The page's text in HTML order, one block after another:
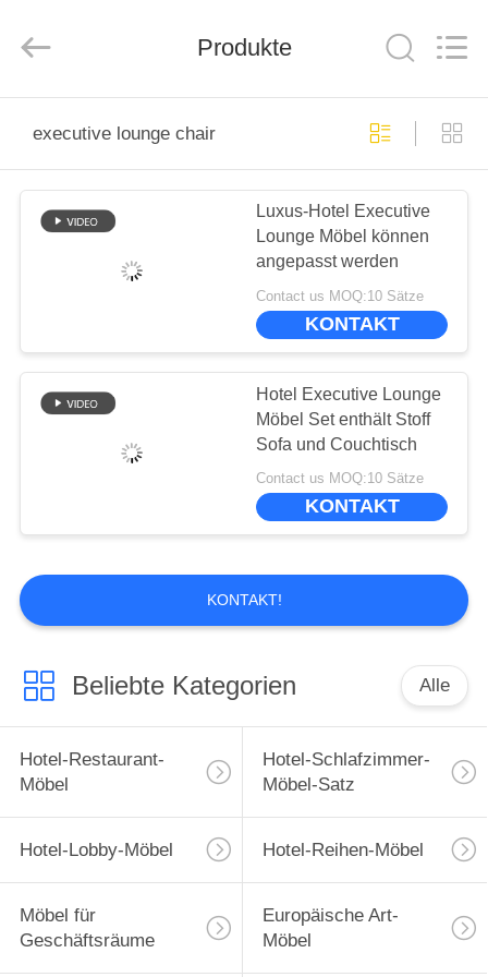
HAUSE
PRODUKTE
VR-
SHOW
WERKSBESICHTIGUNG
QUALITÄTSKONTROLLE
BITTE
UM
EIN
ANGEBOT
SITEMAP
DATENSCHUTZ-
Rights
Produkte
executive lounge chair
Luxus-Hotel Executive
Lounge Möbel können
angepasst werden
Contact us MOQ:10 Sätze
KONTAKT
Hotel Executive Lounge
Möbel Set enthält Stoff
Sofa und Couchtisch
Contact us MOQ:10 Sätze
KONTAKT
KONTAKT!
Beliebte Kategorien Alle
Hotel-Restaurant-
Möbel
Hotel-Schlafzimmer-
Möbel-Satz
Hotel-Lobby-Möbel Hotel-Reihen-Möbel
Möbel für
Geschäftsräume
Europäische Art-
Möbel